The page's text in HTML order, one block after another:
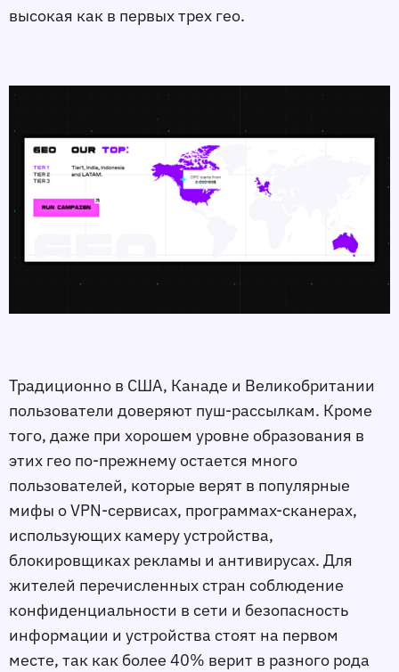
высокая как в первых трех гео.
Традиционно в США, Канаде и Великобритании
пользователи доверяют пуш-рассылкам. Кроме
того, даже при хорошем уровне образования в
этих гео по-прежнему остается много
пользователей, которые верят в популярные
мифы о VPN-сервисах, программах-сканерах,
использующих камеру устройства,
блокировщиках рекламы и антивирусах. Для
жителей перечисленных стран соблюдение
конфиденциальности в сети и безопасность
информации и устройства стоят на первом
месте, так как более 40% верит в разного рода